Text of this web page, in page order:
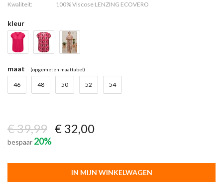
Kwaliteit:
100% Viscose LENZING ECOVERO
kleur
maat (opgemeten maattabel)
46 48 50 52 54
€ 39,99 € 32,00
bespaar 20%
IN MIJN WINKELWAGEN